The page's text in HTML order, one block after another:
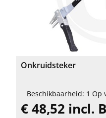
Onkruidsteker
Beschikbaarheid: 1 Op
€ 48,52 incl.